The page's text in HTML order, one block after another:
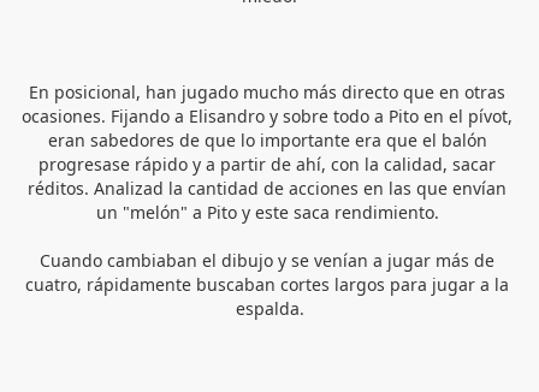
En posicional, han jugado mucho más directo que en otras
ocasiones. Fijando a Elisandro y sobre todo a Pito en el pívot,
eran sabedores de que lo importante era que el balón
progresase rápido y a partir de ahí, con la calidad, sacar
réditos. Analizad la cantidad de acciones en las que envían
un "melón" a Pito y este saca rendimiento.
Cuando cambiaban el dibujo y se venían a jugar más de
cuatro, rápidamente buscaban cortes largos para jugar a la
espalda.